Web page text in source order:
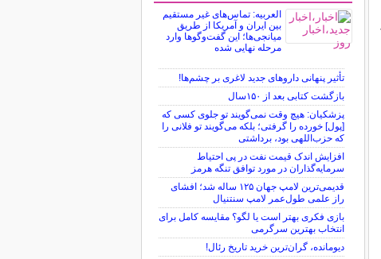
العربیه: تماس‌های غیر مستقیم
بین ایران و آمریکا از طریق
میانجی‌ها؛ این گفت‌و‌گو‌ها وارد
مرحله نهایی شده
تأثیر پنهانی داروهای جدید لاغری بر چشم‌ها!
بازگشت کتابی بعد از ۱۵۰سال
پزشکیان: هیچ وقت نمی‌گویند تو جلوی کسی که
[پول] خورده را گرفتی؛ بلکه می‌گویند تو فلانی را
که حزب‌اللهی بود، برداشتی
افزایش اندک قیمت نفت در پی احتیاط
سرمایه‌گذاران در مورد توافق تنگه هرمز
قدیمی‌ترین لامپ جهان ۱۲۵ ساله شد؛ افشای
راز علمی طول‌عمر لامپ سنتنیال
بازی فکری بهتر است یا لگو؟ مقایسه کامل برای
انتخاب بهترین سرگرمی
دیومانده، گران‌ترین خرید تاریخ رئال!